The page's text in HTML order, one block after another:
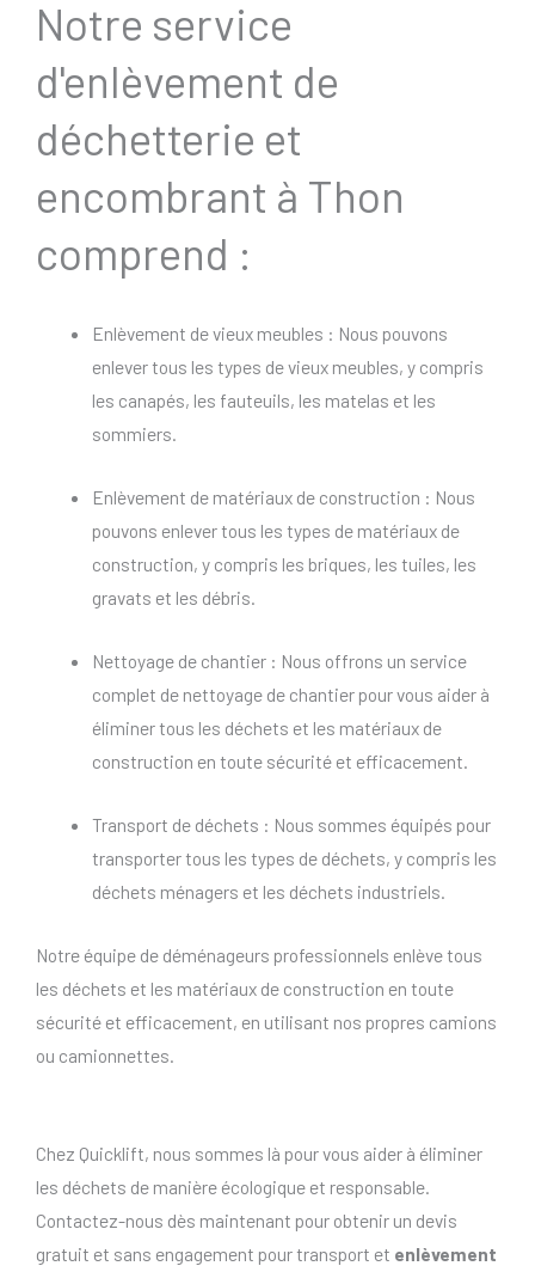
Notre service
d'enlèvement de
déchetterie et
encombrant à Thon
comprend :
Enlèvement de vieux meubles : Nous pouvons
enlever tous les types de vieux meubles, y compris
les canapés, les fauteuils, les matelas et les
sommiers.
Enlèvement de matériaux de construction : Nous
pouvons enlever tous les types de matériaux de
construction, y compris les briques, les tuiles, les
gravats et les débris.
Nettoyage de chantier : Nous offrons un service
complet de nettoyage de chantier pour vous aider à
éliminer tous les déchets et les matériaux de
construction en toute sécurité et efficacement.
Transport de déchets : Nous sommes équipés pour
transporter tous les types de déchets, y compris les
déchets ménagers et les déchets industriels.
Notre équipe de déménageurs professionnels enlève tous
les déchets et les matériaux de construction en toute
sécurité et efficacement, en utilisant nos propres camions
ou camionnettes.
Chez Quicklift, nous sommes là pour vous aider à éliminer
les déchets de manière écologique et responsable.
Contactez-nous dès maintenant pour obtenir un devis
gratuit et sans engagement pour transport et enlèvement